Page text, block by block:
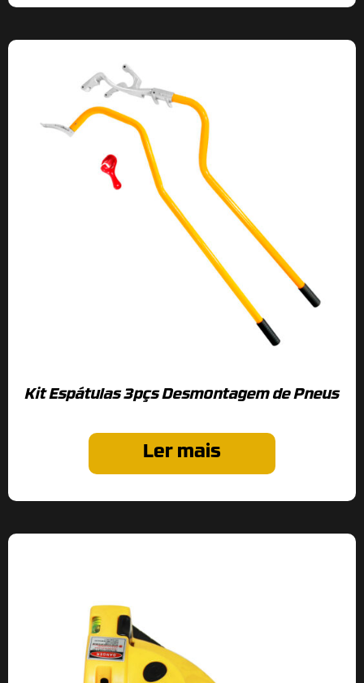
Kit Espátulas 3pçs Desmontagem de Pneus
Ler mais